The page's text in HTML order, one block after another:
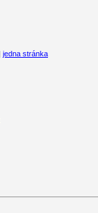
jedna stránka